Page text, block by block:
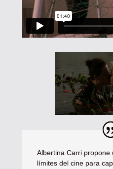
Albertina Carri propone
límites del cine para